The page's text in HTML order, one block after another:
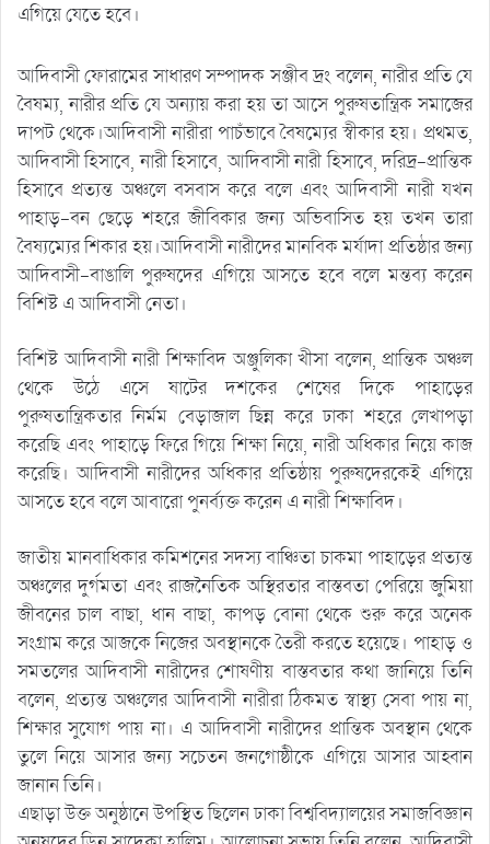
এগিয়ে যেতে হবে।
আদিবাসী ফোরামের সাধারণ সম্পাদক সঞ্জীব দ্রং বলেন, নারীর প্রতি যে
বৈষম্য, নারীর প্রতি যে অন্যায় করা হয় তা আসে পুরুষতান্ত্রিক সমাজের
দাপট থেকে।আদিবাসী নারীরা পাচঁভাবে বৈষম্যের স্বীকার হয়। প্রথমত,
আদিবাসী হিসাবে, নারী হিসাবে, আদিবাসী নারী হিসাবে, দরিদ্র-প্রান্তিক
হিসাবে প্রত্যন্ত অঞ্চলে বসবাস করে বলে এবং আদিবাসী নারী যখন
পাহাড়-বন ছেড়ে শহরে জীবিকার জন্য অভিবাসিত হয় তখন তারা
বৈষ্যম্যের শিকার হয়।আদিবাসী নারীদের মানবিক মর্যাদা প্রতিষ্ঠার জন্য
আদিবাসী-বাঙালি পুরুষদের এগিয়ে আসতে হবে বলে মন্তব্য করেন
বিশিষ্ট এ আদিবাসী নেতা।
বিশিষ্ট আদিবাসী নারী শিক্ষাবিদ অঞ্জুলিকা খীসা বলেন, প্রান্তিক অঞ্চল
থেকে উঠে এসে ষাটের দশকের শেষের দিকে পাহাড়ের
পুরুষতান্ত্রিকতার নির্মম বেড়াজাল ছিন্ন করে ঢাকা শহরে লেখাপড়া
করেছি এবং পাহাড়ে ফিরে গিয়ে শিক্ষা নিয়ে, নারী অধিকার নিয়ে কাজ
করেছি। আদিবাসী নারীদের অধিকার প্রতিষ্ঠায় পুরুষদেরকেই এগিয়ে
আসতে হবে বলে আবারো পুনর্ব্যক্ত করেন এ নারী শিক্ষাবিদ।
জাতীয় মানবাধিকার কমিশনের সদস্য বাঞ্চিতা চাকমা পাহাড়ের প্রত্যন্ত
অঞ্চলের দুর্গমতা এবং রাজনৈতিক অস্থিরতার বাস্তবতা পেরিয়ে জুমিয়া
জীবনের চাল বাছা, ধান বাছা, কাপড় বোনা থেকে শুরু করে অনেক
সংগ্রাম করে আজকে নিজের অবস্থানকে তৈরী করতে হয়েছে। পাহাড় ও
সমতলের আদিবাসী নারীদের শোষণীয় বাস্তবতার কথা জানিয়ে তিনি
বলেন, প্রত্যন্ত অঞ্চলের আদিবাসী নারীরা ঠিকমত স্বাস্থ্য সেবা পায় না,
শিক্ষার সুযোগ পায় না। এ আদিবাসী নারীদের প্রান্তিক অবস্থান থেকে
তুলে নিয়ে আসার জন্য সচেতন জনগোষ্ঠীকে এগিয়ে আসার আহ্বান
জানান তিনি।
এছাড়া উক্ত অনুষ্ঠানে উপস্থিত ছিলেন ঢাকা বিশ্ববিদ্যালয়ের সমাজবিজ্ঞান